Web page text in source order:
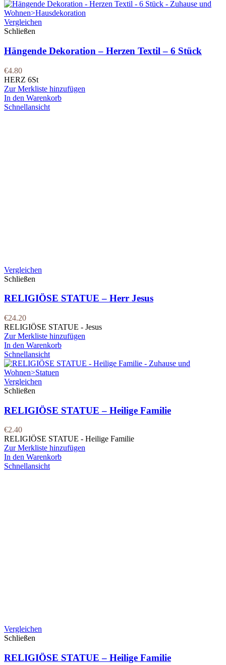
Vergleichen
Schließen
Hängende Dekoration – Herzen Textil – 6 Stück
€4.80
HERZ 6St
Zur Merkliste hinzufügen
In den Warenkorb
Schnellansicht
Vergleichen
Schließen
RELIGIÖSE STATUE – Herr Jesus
€24.20
RELIGIÖSE STATUE - Jesus
Zur Merkliste hinzufügen
In den Warenkorb
Schnellansicht
Vergleichen
Schließen
RELIGIÖSE STATUE – Heilige Familie
€2.40
RELIGIÖSE STATUE - Heilige Familie
Zur Merkliste hinzufügen
In den Warenkorb
Schnellansicht
Vergleichen
Schließen
RELIGIÖSE STATUE – Heilige Familie